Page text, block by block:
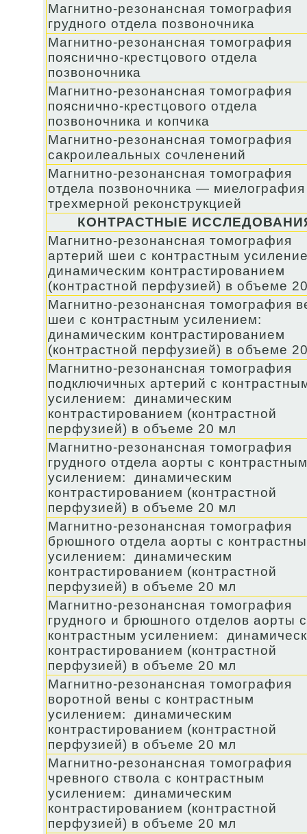
Магнитно-резонансная томография
грудного отдела позвоночника
Магнитно-резонансная томография
пояснично-крестцового отдела
позвоночника
Магнитно-резонансная томография
пояснично-крестцового отдела
позвоночника и копчика
Магнитно-резонансная томография
сакроилеальных сочленений
Магнитно-резонансная томография
отдела позвоночника — миелография
трехмерной реконструкцией
КОНТРАСТНЫЕ
Магнитно-резонансная томография
артерий шеи с контрастным
динамическим контрастированием
(контрастной перфузией) в объеме
Магнитно-резонансная томография
шеи с контрастным усилением:
динамическим контрастированием
(контрастной перфузией) в объеме
Магнитно-резонансная томография
подключичных артерий с
усилением: динамическим
контрастированием (контрастной
перфузией) в объеме 20 мл
Магнитно-резонансная томография
грудного отдела аорты с контрастным
усилением: динамическим
контрастированием (контрастной
перфузией) в объеме 20 мл
Магнитно-резонансная томография
брюшного отдела аорты с
усилением: динамическим
контрастированием (контрастной
перфузией) в объеме 20 мл
Магнитно-резонансная томография
грудного и брюшного отделов аорты с
контрастным усилением:
контрастированием (контрастной
перфузией) в объеме 20 мл
Магнитно-резонансная томография
воротной вены с контрастным
усилением: динамическим
контрастированием (контрастной
перфузией) в объеме 20 мл
Магнитно-резонансная томография
чревного ствола с контрастным
усилением: динамическим
контрастированием (контрастной
перфузией) в объеме 20 мл